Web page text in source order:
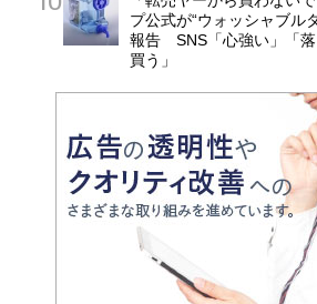
プ公式が“ウォッシャブル
報告 SNS「心強い」「落
買う」